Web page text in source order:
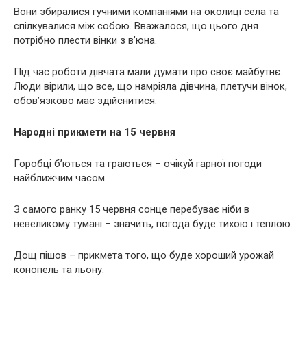
Вони збиралися гучними компаніями на околиці села та
спілкувалися між собою. Вважалося, що цього дня
потрібно плести вінки з в’юна.
Під час роботи дівчата мали думати про своє майбутнє.
Люди вірили, що все, що намріяла дівчина, плетучи вінок,
обов’язково має здійснитися.
Народні прикмети на 15 червня
Горобці б’ються та граються – очікуй гарної погоди
найближчим часом.
З самого ранку 15 червня сонце перебуває ніби в
невеликому тумані – значить, погода буде тихою і теплою.
Дощ пішов – прикмета того, що буде хороший урожай
конопель та льону.